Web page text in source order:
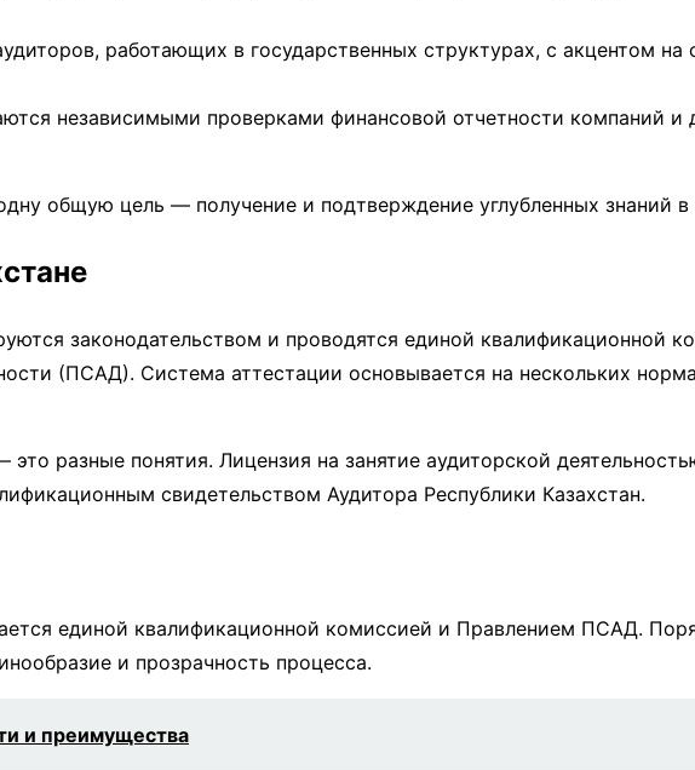
работающих в государственных структурах, с акцентом на
независимыми проверками финансовой отчетности компаний
общую цель — получение и подтверждение углубленных знаний в
законодательством и проводятся единой квалификационной
(ПСАД). Система аттестации основывается на нескольких
разные понятия. Лицензия на занятие аудиторской
свидетельством Аудитора Республики Казахстан.
единой квалификационной комиссией и Правлением ПСАД.
и прозрачность процесса.
и преимущества